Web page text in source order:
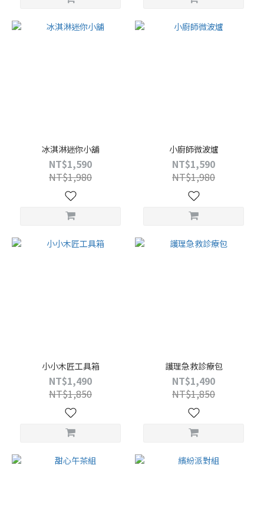
冰淇淋迷你小舖
NT$1,590
NT$1,980
小廚師微波爐
NT$1,590
NT$1,980
小小木匠工具箱
NT$1,490
NT$1,850
護理急救診療包
NT$1,490
NT$1,850